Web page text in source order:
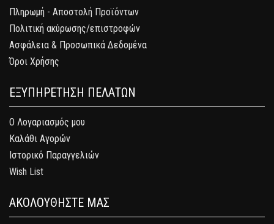
Πληρωμή - Αποστολή Προϊόντων
Πολιτική ακύρωσης/επιστροφών
Ασφάλεια & Προσωπικά Δεδομένα
Όροι Χρήσης
ΕΞΥΠΗΡΕΤΗΣΗ ΠΕΛΑΤΩΝ
Ο Λογαριασμός μου
Καλάθι Αγορών
Ιστορικό Παραγγελιών
Wish List
ΑΚΟΛΟΥΘΗΣΤΕ ΜΑΣ